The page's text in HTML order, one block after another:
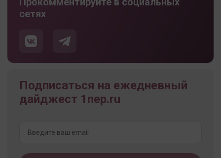
сетях
Подписаться на ежедневный
дайджест 1nep.ru